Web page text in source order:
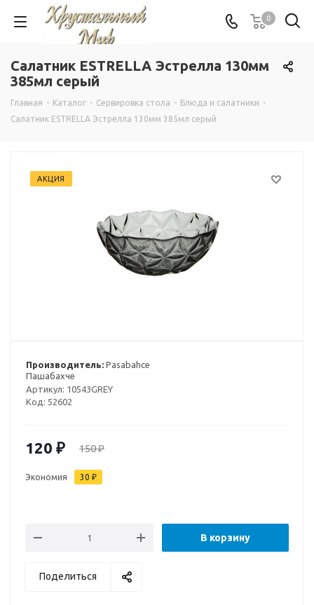
0
Салатник ESTRELLA Эстрелла 130мм
385мл серый
Главная - Каталог - Сервировка стола - Блюда и салатники -
Салатник ESTRELLA Эстрелла 130мм 385мл серый
АКЦИЯ
Производитель: Pasabahce
Пашабахче
Артикул: 10543GREY
Код: 52602
120 ₽ 150₽
Экономия 30 ₽
В корзину
Поделиться